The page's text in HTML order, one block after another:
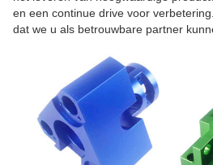
en een continue drive voor
dat we u als betrouwbare partner